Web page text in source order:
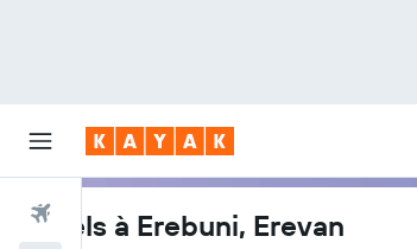
Vols
Hôtels à Erebuni, Erevan